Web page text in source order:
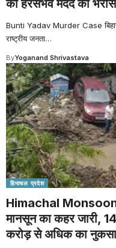
को हरसंभव मदद का
Bunti Yadav Murder Case बिहार
राष्ट्रीय जनता…
ByYoganand Shrivastava
हिमाचल प्रदेश
Himachal
मानसून का कहर जारी,
करोड़ से अधिक का